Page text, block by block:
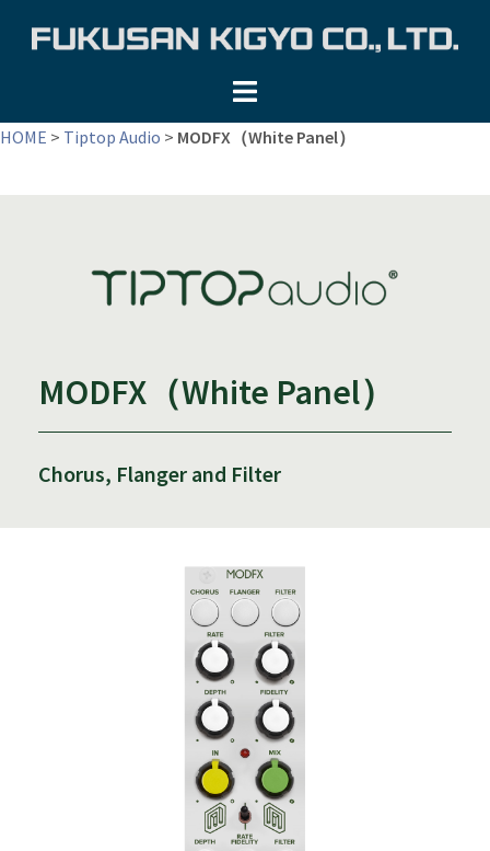
ツ
HOME > Tiptop Audio > MODFX（White Panel）
MODFX（White Panel）
Chorus, Flanger and Filter